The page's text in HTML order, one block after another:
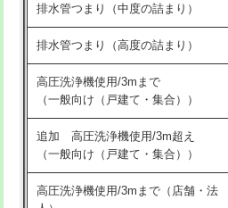
給水管工事※（ホール加工)
給水管工事※（バンド止め)
給水管工事※（支持金具設置)
給水管工事※（保温材使用（バンド止
め込み）)
給水管工事※（土の掘削・埋め戻し作
排水管つまり（中度の詰まり）
排水管つまり（高度の詰まり）
高圧洗浄機使用/3mまで
（一般向け（戸建て・集合））
追加 高圧洗浄機使用/3m超え
（一般向け（戸建て・集合））
高圧洗浄機使用/3mまで（店舗・法